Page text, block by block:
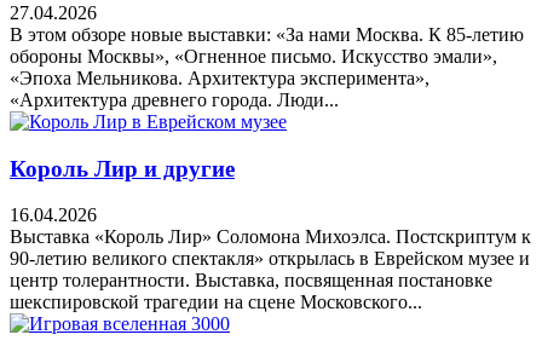
27.04.2026
В этом обзоре новые выставки: «За нами Москва. К 85-летию
обороны Москвы», «Огненное письмо. Искусство эмали»,
«Эпоха Мельникова. Архитектура эксперимента»,
«Архитектура древнего города. Люди...
Король Лир и другие
16.04.2026
Выставка «Король Лир» Соломона Михоэлса. Постскриптум к
90-летию великого спектакля» открылась в Еврейском музее и
центр толерантности. Выставка, посвященная постановке
шекспировской трагедии на сцене Московского...